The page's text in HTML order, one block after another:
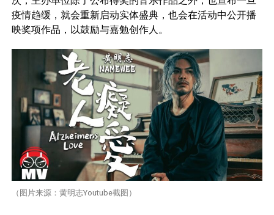
疫情趋缓，就会重新启动实体盛典，也会在活动中公开播
映奖项作品，以鼓励与嘉勉创作人。
（图片来源：黄明志Youtube截图）